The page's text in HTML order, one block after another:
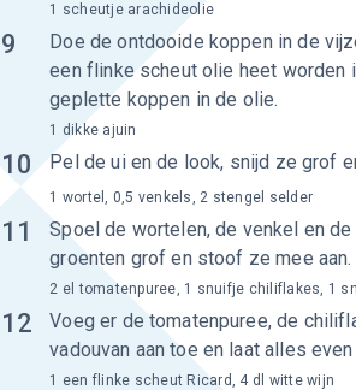
9
Doe de ontdooide koppen in de
een flinke scheut olie heet worden
geplette koppen in de olie.
1 scheutje arachideolie
10 Pel de ui en de look, snijd ze grof
1 dikke ajuin
11
Spoel de wortelen, de venkel en
groenten grof en stoof ze mee aan.
1 wortel, 0,5 venkels, 2 stengel selder
12
Voeg er de tomatenpuree, de
vadouvan aan toe en laat alles
2 el tomatenpuree, 1 snuifje chiliflakes, 1
1 een flinke scheut Ricard, 4 dl witte wijn